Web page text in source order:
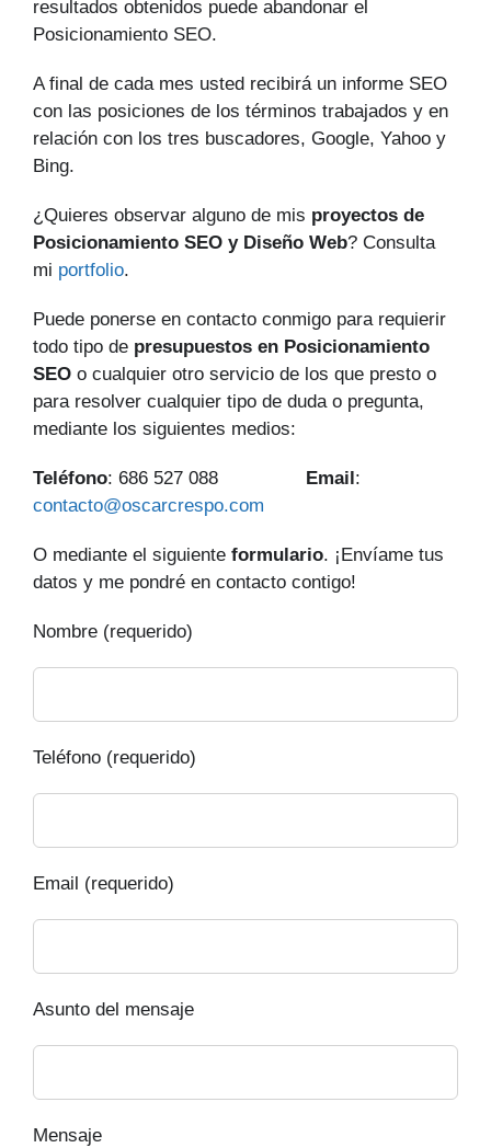
resultados obtenidos puede abandonar el
Posicionamiento SEO.
A final de cada mes usted recibirá un informe SEO
con las posiciones de los términos trabajados y en
relación con los tres buscadores, Google, Yahoo y
Bing.
¿Quieres observar alguno de mis proyectos de
Posicionamiento SEO y Diseño Web? Consulta
mi portfolio.
Puede ponerse en contacto conmigo para requierir
todo tipo de presupuestos en Posicionamiento
SEO o cualquier otro servicio de los que presto o
para resolver cualquier tipo de duda o pregunta,
mediante los siguientes medios:
Teléfono: 686 527 088 Email :
contacto@oscarcrespo.com
O mediante el siguiente formulario. ¡Envíame tus
datos y me pondré en contacto contigo!
Nombre (requerido)
Teléfono (requerido)
Email (requerido)
Asunto del mensaje
Mensaje